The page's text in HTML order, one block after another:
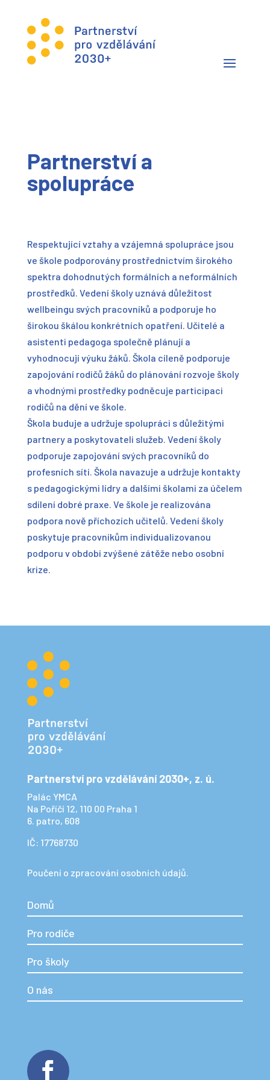
Partnerství a
spolupráce
Respektující vztahy a vzájemná spolupráce jsou
ve škole podporovány prostřednictvím širokého
spektra dohodnutých formálních a neformálních
prostředků. Vedení školy uznává důležitost
wellbeingu svých pracovníků a podporuje ho
širokou škálou konkrétních opatření. Učitelé a
asistenti pedagoga společně plánují a
vyhodnocují výuku žáků. Škola cíleně podporuje
zapojování rodičů žáků do plánování rozvoje školy
a vhodnými prostředky podněcuje participaci
rodičů na dění ve škole.
Škola buduje a udržuje spolupráci s důležitými
partnery a poskytovateli služeb. Vedení školy
podporuje zapojování svých pracovníků do
profesních sítí. Škola navazuje a udržuje kontakty
s pedagogickými lídry a dalšími školami za účelem
sdílení dobré praxe. Ve škole je realizována
podpora nově příchozích učitelů. Vedení školy
poskytuje pracovníkům individualizovanou
podporu v období zvýšené zátěže nebo osobní
krize.
Partnerství pro vzdělávání 2030+, z. ú.
Palác YMCA
Na Poříčí 12, 110 00 Praha 1
6. patro, 608
IČ: 17768730
Poučení o zpracování osobních údajů.
Domů
Pro rodiče
Pro školy
O nás